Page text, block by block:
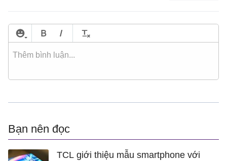
Bạn nên đọc
TCL giới thiệu mẫu smartphone với